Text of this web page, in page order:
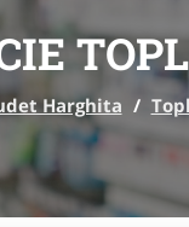
Harghita /